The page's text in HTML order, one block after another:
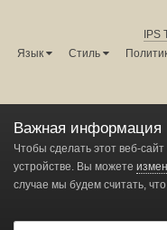
IPS
Язык
Стиль
Важная информация
Чтобы сделать этот веб-
устройстве. Вы можете
случае мы будем считать,